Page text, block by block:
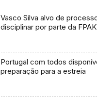
Vasco Silva alvo de
disciplinar por parte da FPAK
Portugal com todos
preparação para a estreia